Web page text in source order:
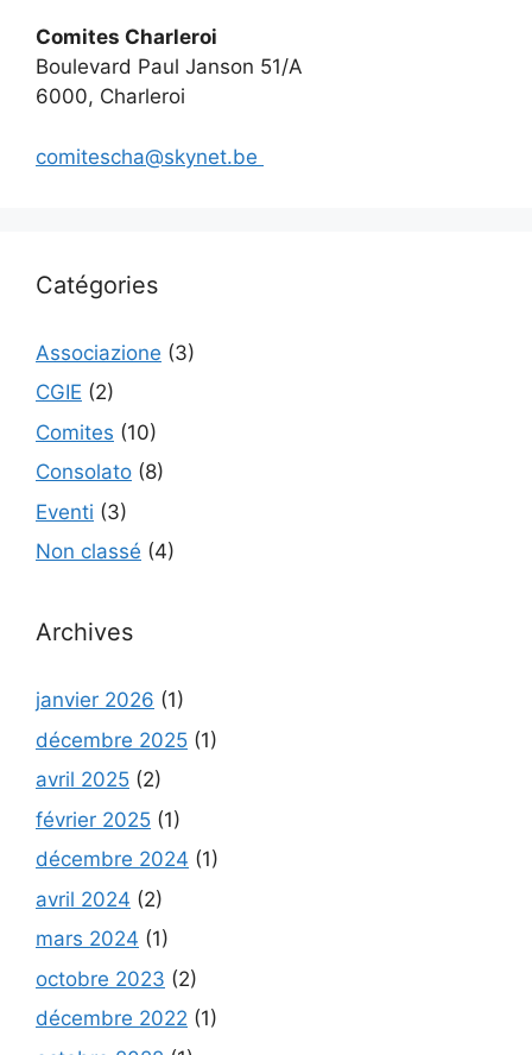
Comites Charleroi
Boulevard Paul Janson 51/A
6000, Charleroi
comitescha@skynet.be
Catégories
Associazione (3)
CGIE (2)
Comites (10)
Consolato (8)
Eventi (3)
Non classé (4)
Archives
janvier 2026 (1)
décembre 2025 (1)
avril 2025 (2)
février 2025 (1)
décembre 2024 (1)
avril 2024 (2)
mars 2024 (1)
octobre 2023 (2)
décembre 2022 (1)